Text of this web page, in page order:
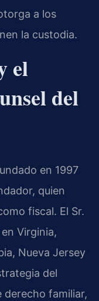
a los
la custodia.
el
del
en 1997
quien
fiscal. El Sr.
Virginia,
Nueva Jersey
del
derecho familiar,